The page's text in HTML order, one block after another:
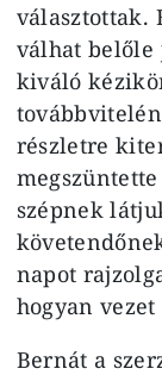
választottak.
válhat belőle
kiváló
részletre
szépnek
napot
hogyan
Bernát a